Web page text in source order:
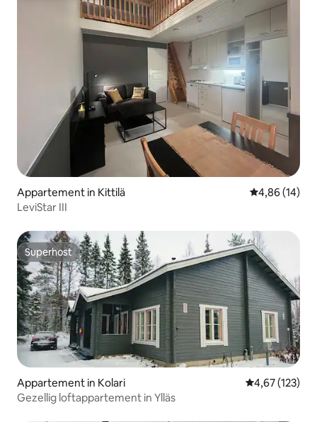
Appartement in Kittilä Gemiddelde
4,86 (14)
LeviStar III
Superhost
Superhost
Appartement in Kolari Gemiddelde
4,67 (123)
Gezellig loftappartement in Ylläs